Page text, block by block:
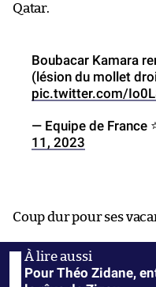
Qatar.
Boubacar Kamara
(lésion du mollet
pic.twitter.com/
— Equipe de France
11, 2023
Coup dur pour ses
Pour Théo Zidane,